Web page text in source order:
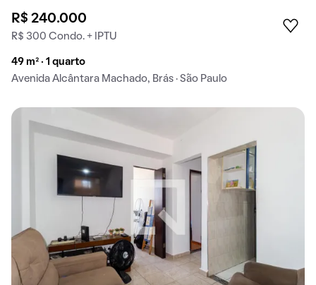
R$ 240.000
R$ 300 Condo. + IPTU
49 m² · 1 quarto
Avenida Alcântara Machado, Brás · São Paulo